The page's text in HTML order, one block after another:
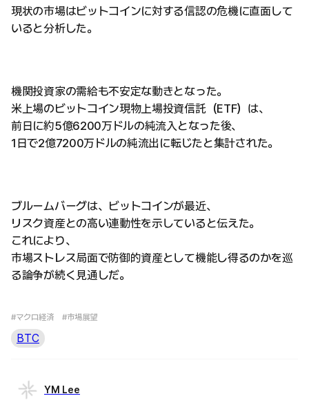
現状の市場はビットコインに対する信認の危機に直面して
いると分析した。
機関投資家の需給も不安定な動きとなった。
米上場のビットコイン現物上場投資信託（ETF）は、
前日に約5億6200万ドルの純流入となった後、
1日で2億7200万ドルの純流出に転じたと集計された。
ブルームバーグは、ビットコインが最近、
リスク資産との高い連動性を示していると伝えた。
これにより、
市場ストレス局面で防御的資産として機能し得るのかを巡
る論争が続く見通しだ。
#マクロ経済 #市場展望
BTC
YM Lee